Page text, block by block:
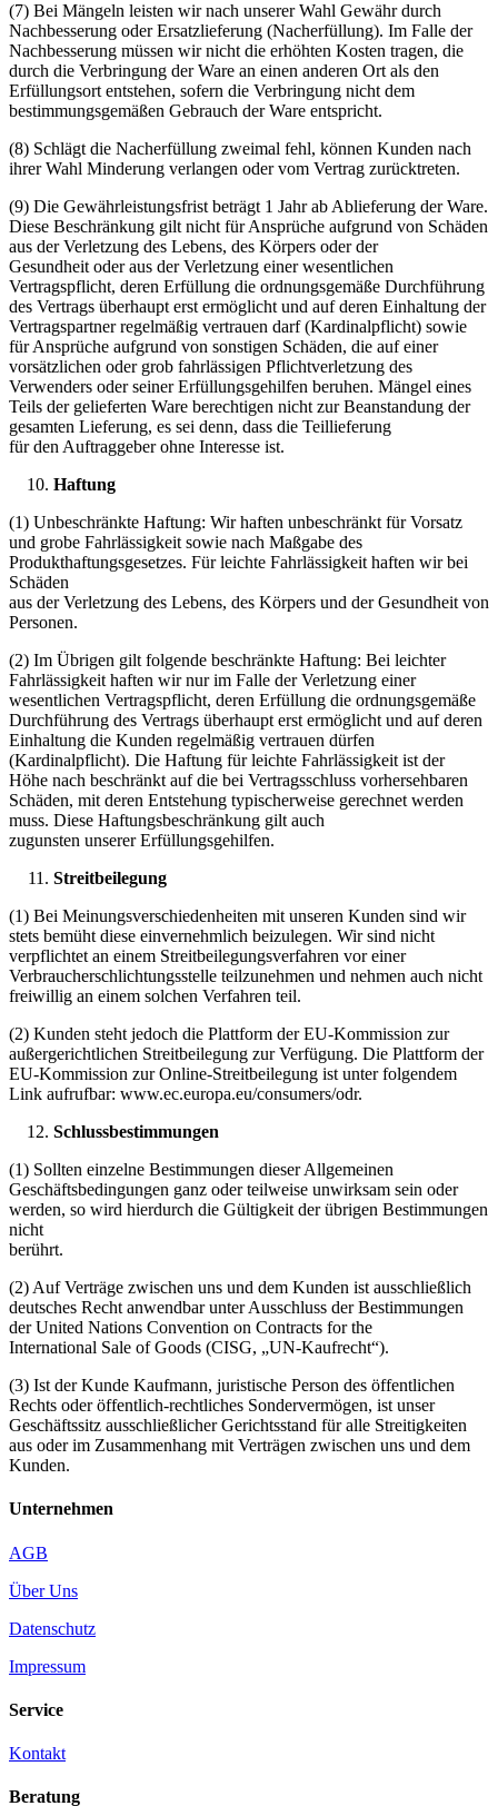
(7) Bei Mängeln leisten wir nach unserer Wahl Gewähr durch
Nachbesserung oder Ersatzlieferung (Nacherfüllung). Im Falle der
Nachbesserung müssen wir nicht die erhöhten Kosten tragen, die
durch die Verbringung der Ware an einen anderen Ort als den
Erfüllungsort entstehen, sofern die Verbringung nicht dem
bestimmungsgemäßen Gebrauch der Ware entspricht.
(8) Schlägt die Nacherfüllung zweimal fehl, können Kunden nach
ihrer Wahl Minderung verlangen oder vom Vertrag zurücktreten.
(9) Die Gewährleistungsfrist beträgt 1 Jahr ab Ablieferung der Ware.
Diese Beschränkung gilt nicht für Ansprüche aufgrund von Schäden
aus der Verletzung des Lebens, des Körpers oder der
Gesundheit oder aus der Verletzung einer wesentlichen
Vertragspflicht, deren Erfüllung die ordnungsgemäße Durchführung
des Vertrags überhaupt erst ermöglicht und auf deren Einhaltung der
Vertragspartner regelmäßig vertrauen darf (Kardinalpflicht) sowie
für Ansprüche aufgrund von sonstigen Schäden, die auf einer
vorsätzlichen oder grob fahrlässigen Pflichtverletzung des
Verwenders oder seiner Erfüllungsgehilfen beruhen. Mängel eines
Teils der gelieferten Ware berechtigen nicht zur Beanstandung der
gesamten Lieferung, es sei denn, dass die Teillieferung
für den Auftraggeber ohne Interesse ist.
Haftung
(1) Unbeschränkte Haftung: Wir haften unbeschränkt für Vorsatz
und grobe Fahrlässigkeit sowie nach Maßgabe des
Produkthaftungsgesetzes. Für leichte Fahrlässigkeit haften wir bei
Schäden
aus der Verletzung des Lebens, des Körpers und der Gesundheit von
Personen.
(2) Im Übrigen gilt folgende beschränkte Haftung: Bei leichter
Fahrlässigkeit haften wir nur im Falle der Verletzung einer
wesentlichen Vertragspflicht, deren Erfüllung die ordnungsgemäße
Durchführung des Vertrags überhaupt erst ermöglicht und auf deren
Einhaltung die Kunden regelmäßig vertrauen dürfen
(Kardinalpflicht). Die Haftung für leichte Fahrlässigkeit ist der
Höhe nach beschränkt auf die bei Vertragsschluss vorhersehbaren
Schäden, mit deren Entstehung typischerweise gerechnet werden
muss. Diese Haftungsbeschränkung gilt auch
zugunsten unserer Erfüllungsgehilfen.
Streitbeilegung
(1) Bei Meinungsverschiedenheiten mit unseren Kunden sind wir
stets bemüht diese einvernehmlich beizulegen. Wir sind nicht
verpflichtet an einem Streitbeilegungsverfahren vor einer
Verbraucherschlichtungsstelle teilzunehmen und nehmen auch nicht
freiwillig an einem solchen Verfahren teil.
(2) Kunden steht jedoch die Plattform der EU-Kommission zur
außergerichtlichen Streitbeilegung zur Verfügung. Die Plattform der
EU-Kommission zur Online-Streitbeilegung ist unter folgendem
Link aufrufbar: www.ec.europa.eu/consumers/odr.
Schlussbestimmungen
(1) Sollten einzelne Bestimmungen dieser Allgemeinen
Geschäftsbedingungen ganz oder teilweise unwirksam sein oder
werden, so wird hierdurch die Gültigkeit der übrigen Bestimmungen
nicht
berührt.
(2) Auf Verträge zwischen uns und dem Kunden ist ausschließlich
deutsches Recht anwendbar unter Ausschluss der Bestimmungen
der United Nations Convention on Contracts for the
International Sale of Goods (CISG, „UN-Kaufrecht“).
(3) Ist der Kunde Kaufmann, juristische Person des öffentlichen
Rechts oder öffentlich-rechtliches Sondervermögen, ist unser
Geschäftssitz ausschließlicher Gerichtsstand für alle Streitigkeiten
aus oder im Zusammenhang mit Verträgen zwischen uns und dem
Kunden.
Unternehmen
AGB
Über Uns
Datenschutz
Impressum
Service
Kontakt
Beratung